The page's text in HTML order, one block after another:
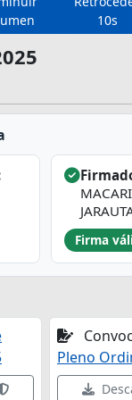
10s
Firma
firma
Validar firma en
Pleno